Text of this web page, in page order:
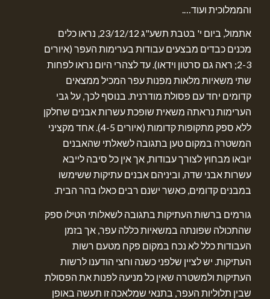
והממלוכית ועוד….
אתמול, ביום י' בטבת תשע"ג 23/12/12, נראו כלים
מכנים כבדים מבצעים עבודות בערימות העפר (איורים
2-3; ראה גם סרטון וידאו). עד לצהרי היום נראו לפחות
שתי משאיות מלאות מפנות עפר המכיל ממצאים
קדומים יחד עם פסולת מודרנית. בנוסף לכך, על גבי
הערימות נראתה משאית שופכת עשרות אבנים שחלקן
ללא ספק מתקופות קדומות (איורים 4-5). אחד מקציני
המשטרה במקום טען בתגובה לשאלתי שהאבנים
יובאו מבחוץ לצורך עבודות, אך אין כל סיבה לייבא
עשרות אבני שדה, וביניהם אבנים עתיקות ששימשו
במבנים קדומים, כאשר ישנם רבים כאלו בהר הבית.
גורמים ברשות העתיקות בתגובה לשאלותי הטילו ספק
שהתכולה שפונתה במשאיות כללה עפר, אך בזמן
העבודות כלל לא נכח במקום פקח מטעם רשות
העתיקות. יש לציין שלפני כשנה וחצי הודענו לרשות
העתיקות ולמשטרה שאין כל מניעה לפנות את הפסולת
שבין תלוליות העפר, בתנאי שמלאכה זו תעשה באופן